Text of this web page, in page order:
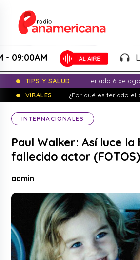
TIPS Y SALUD
Feriado 6 de
VIRALES
¿Por qué es feriado el
INTERNACIONALES
Paul Walker: Así luce la
fallecido actor (FOTOS)
admin